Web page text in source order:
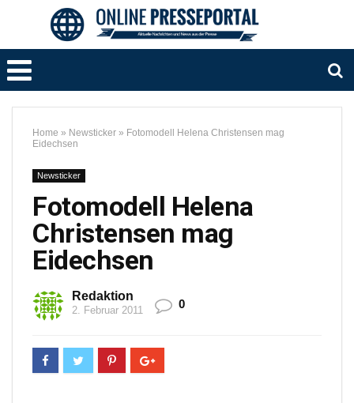
Home » Newsticker » Fotomodell Helena Christensen mag
Eidechsen
Newsticker
Fotomodell Helena
Christensen mag
Eidechsen
Redaktion
2. Februar 2011 0